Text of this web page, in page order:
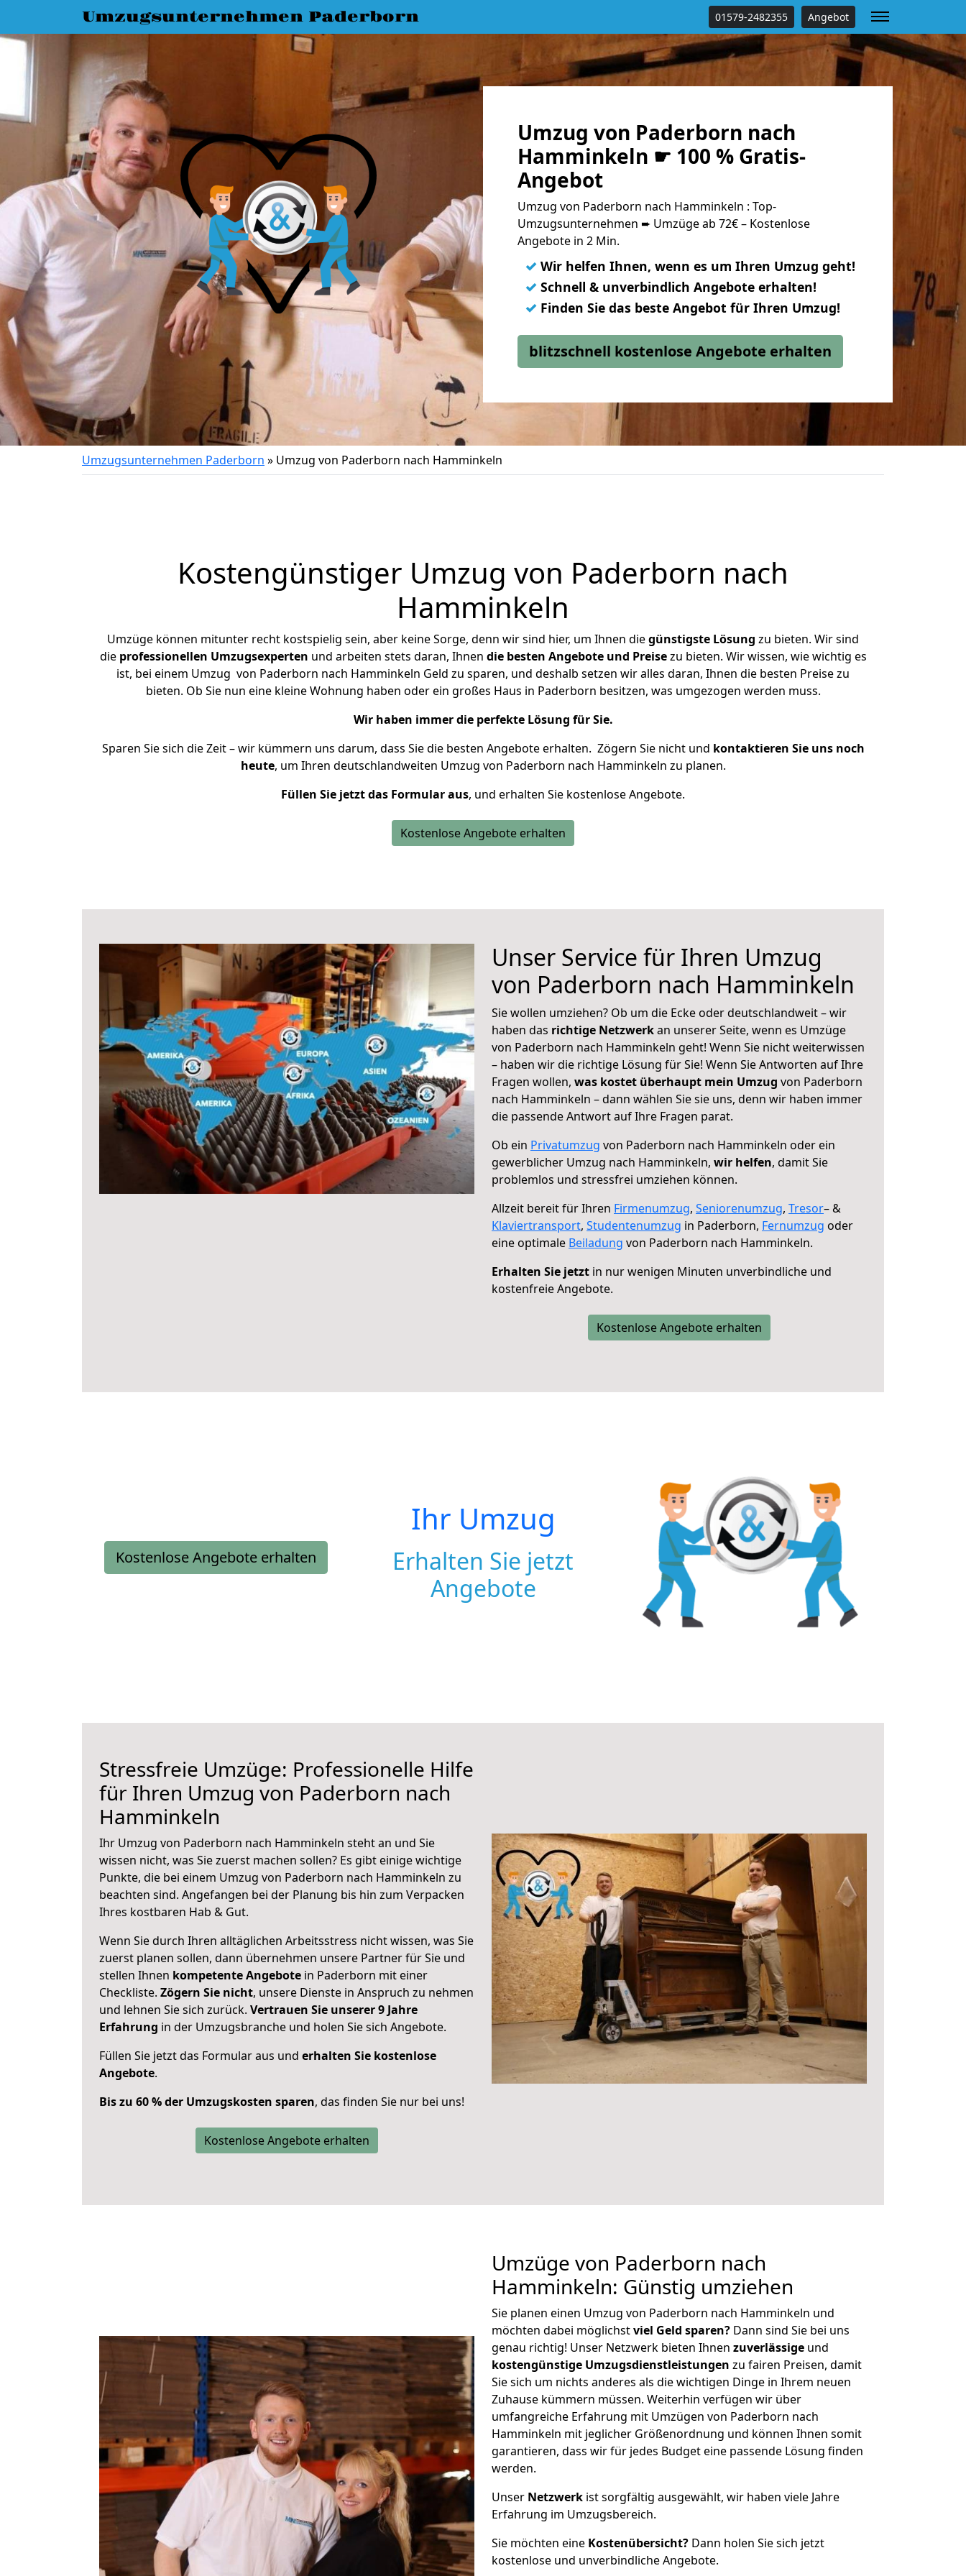
Umzugsunternehmen Paderborn 01579-2482355 Angebot
Umzug von Paderborn nach
Hamminkeln ☛ 100 % Gratis-
Angebot
Umzug von Paderborn nach Hamminkeln : Top-
Umzugsunternehmen ➨ Umzüge ab 72€ – Kostenlose
Angebote in 2 Min.
✓ Wir helfen Ihnen, wenn es um Ihren Umzug geht!
✓ Schnell & unverbindlich Angebote erhalten!
✓ Finden Sie das beste Angebot für Ihren Umzug!
blitzschnell kostenlose Angebote erhalten
Umzugsunternehmen Paderborn » Umzug von Paderborn nach Hamminkeln
Kostengünstiger Umzug von Paderborn nach
Hamminkeln
Umzüge können mitunter recht kostspielig sein, aber keine Sorge, denn wir sind hier, um Ihnen diegünstigste Lösung zu bieten. Wir sind
die professionellen Umzugsexperten und arbeiten stets daran, Ihnen die besten Angebote und Preisezu bieten. Wir wissen, wie wichtig es
ist, bei einem Umzug von Paderborn nach Hamminkeln Geld zu sparen, und deshalb setzen wir alles daran, Ihnen die besten Preise zu
bieten. Ob Sie nun eine kleine Wohnung haben oder ein großes Haus in Paderborn besitzen, was umgezogen werden muss.
Wir haben immer die perfekte Lösung für Sie.
Sparen Sie sich die Zeit – wir kümmern uns darum, dass Sie die besten Angebote erhalten. Zögern Sie nicht und kontaktieren Sie uns noch
heute, um Ihren deutschlandweiten Umzug von Paderborn nach Hamminkeln zu planen.
Füllen Sie jetzt das Formular aus, und erhalten Sie kostenlose Angebote.
Kostenlose Angebote erhalten
Unser Service für Ihren Umzug
von Paderborn nach Hamminkeln
Sie wollen umziehen? Ob um die Ecke oder deutschlandweit – wir
haben das richtige Netzwerkan unserer Seite, wenn es Umzüge
von Paderborn nach Hamminkeln geht! Wenn Sie nicht weiterwissen
– haben wir die richtige Lösung für Sie! Wenn Sie Antworten auf Ihre
Fragen wollen, was kostet überhaupt mein Umzug von Paderborn
nach Hamminkeln – dann wählen Sie sie uns, denn wir haben immer
die passende Antwort auf Ihre Fragen parat.
Ob ein Privatumzug von Paderborn nach Hamminkeln oder ein
gewerblicher Umzug nach Hamminkeln, wir helfen, damit Sie
problemlos und stressfrei umziehen können.
Allzeit bereit für Ihren Firmenumzug, Seniorenumzug, Tresor– &
Klaviertransport, Studentenumzug in Paderborn, Fernumzug oder
eine optimale Beiladung von Paderborn nach Hamminkeln.
Erhalten Sie jetzt in nur wenigen Minuten unverbindliche und
kostenfreie Angebote.
Kostenlose Angebote erhalten
Kostenlose Angebote erhalten
Ihr Umzug
Erhalten Sie jetzt
Angebote
Stressfreie Umzüge: Professionelle Hilfe
für Ihren Umzug von Paderborn nach
Hamminkeln
Ihr Umzug von Paderborn nach Hamminkeln steht an und Sie
wissen nicht, was Sie zuerst machen sollen? Es gibt einige wichtige
Punkte, die bei einem Umzug von Paderborn nach Hamminkeln zu
beachten sind. Angefangen bei der Planung bis hin zum Verpacken
Ihres kostbaren Hab & Gut.
Wenn Sie durch Ihren alltäglichen Arbeitsstress nicht wissen, was Sie
zuerst planen sollen, dann übernehmen unsere Partner für Sie und
stellen Ihnen kompetente Angebote in Paderborn mit einer
Checkliste. Zögern Sie nicht, unsere Dienste in Anspruch zu nehmen
und lehnen Sie sich zurück. Vertrauen Sie unserer 9 Jahre
Erfahrung in der Umzugsbranche und holen Sie sich Angebote.
Füllen Sie jetzt das Formular aus und erhalten Sie kostenlose
Angebote.
Bis zu 60 % der Umzugskosten sparen, das finden Sie nur bei uns!
Kostenlose Angebote erhalten
Umzüge von Paderborn nach
Hamminkeln: Günstig umziehen
Sie planen einen Umzug von Paderborn nach Hamminkeln und
möchten dabei möglichstviel Geld sparen? Dann sind Sie bei uns
genau richtig! Unser Netzwerk bieten Ihnen zuverlässige und
kostengünstige Umzugsdienstleistungen zu fairen Preisen, damit
Sie sich um nichts anderes als die wichtigen Dinge in Ihrem neuen
Zuhause kümmern müssen. Weiterhin verfügen wir über
umfangreiche Erfahrung mit Umzügen von Paderborn nach
Hamminkeln mit jeglicher Größenordnung und können Ihnen somit
garantieren, dass wir für jedes Budget eine passende Lösung finden
werden.
Unser Netzwerk ist sorgfältig ausgewählt, wir haben viele Jahre
Erfahrung im Umzugsbereich.
Sie möchten eine Kostenübersicht? Dann holen Sie sich jetzt
kostenlose und unverbindliche Angebote.